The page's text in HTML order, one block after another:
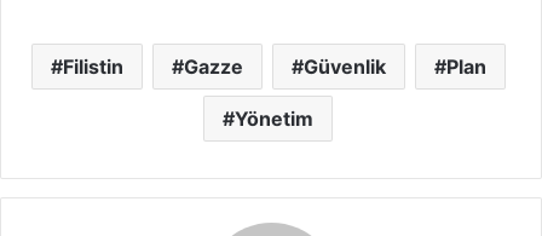
Filistin Gazze Güvenlik Plan
Yönetim